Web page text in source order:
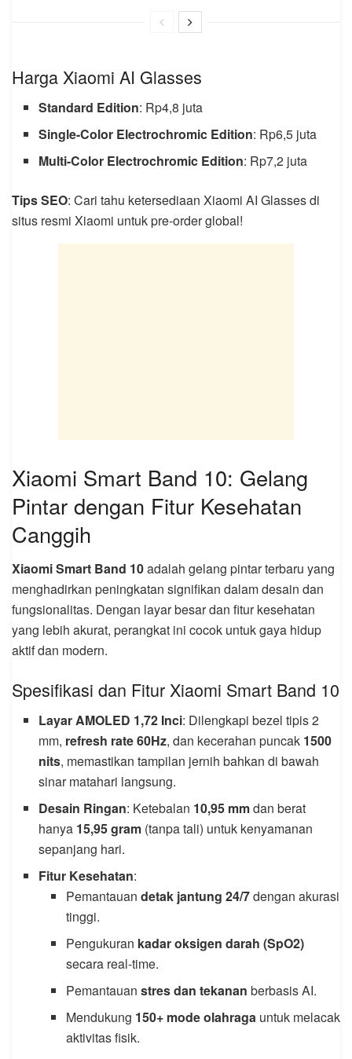
Harga Xiaomi AI Glasses
Standard Edition: Rp4,8 juta
Single-Color Electrochromic Edition: Rp6,5 juta
Multi-Color Electrochromic Edition: Rp7,2 juta
Tips SEO: Cari tahu ketersediaan Xiaomi AI Glasses di
situs resmi Xiaomi untuk pre-order global!
Xiaomi Smart Band 10: Gelang
Pintar dengan Fitur Kesehatan
Canggih
Xiaomi Smart Band 10adalah gelang pintar terbaru yang
menghadirkan peningkatan signifikan dalam desain dan
fungsionalitas. Dengan layar besar dan fitur kesehatan
yang lebih akurat, perangkat ini cocok untuk gaya hidup
aktif dan modern.
Spesifikasi dan Fitur Xiaomi Smart Band 10
Layar AMOLED 1,72 Inci: Dilengkapi bezel tipis 2
mm, refresh rate 60Hz, dan kecerahan puncak 1500
nits, memastikan tampilan jernih bahkan di bawah
sinar matahari langsung.
Desain Ringan: Ketebalan 10,95 mmdan berat
hanya 15,95 gram (tanpa tali) untuk kenyamanan
sepanjang hari.
Fitur Kesehatan:
Pemantauan detak jantung 24/7dengan akurasi
tinggi.
Pengukuran kadar oksigen darah (SpO2)
secara real-time.
Pemantauan stres dan tekanan berbasis AI.
Mendukung 150+ mode olahraga untuk melacak
aktivitas fisik.